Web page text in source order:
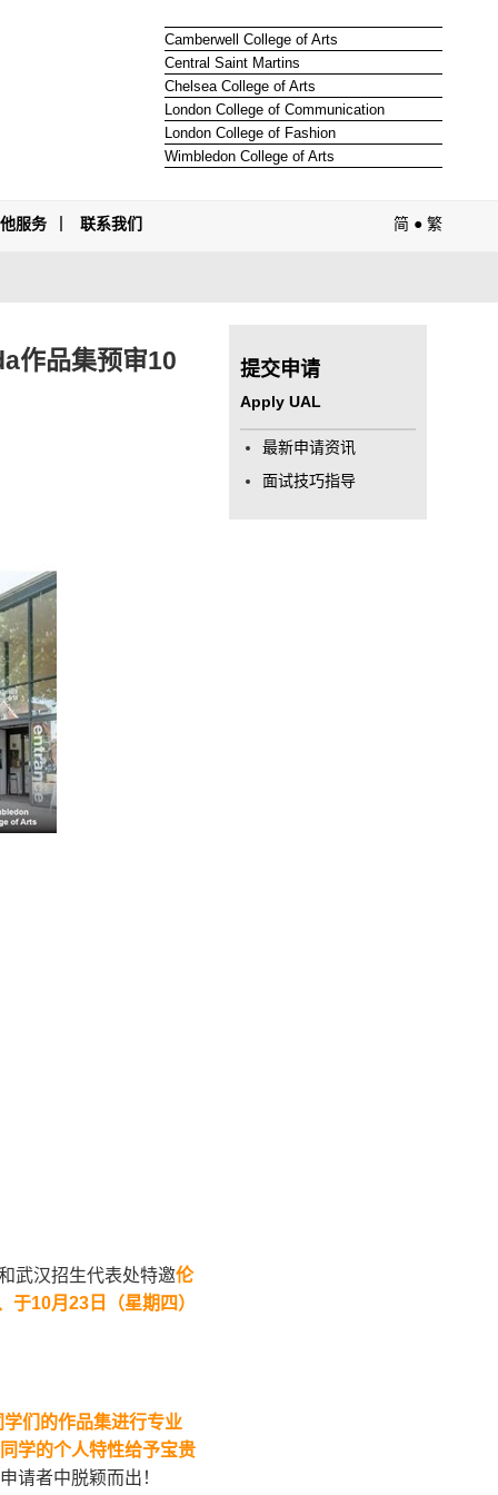
Camberwell College of Arts
Central Saint Martins
Chelsea College of Arts
London College of Communication
London College of Fashion
Wimbledon College of Arts
服务 联系我们 简 ● 繁
作品集预审10
武汉招生代表处特邀伦
于10月23 日（星期四）
们的作品集进行专业
学的个人特性给予宝贵
请者中脱颖而出！
提交申请
Apply UAL
最新申请资讯
面试技巧指导